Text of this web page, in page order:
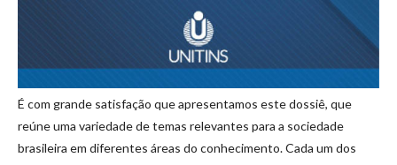
É com grande satisfação que apresentamos este dossiê, que
reúne uma variedade de temas relevantes para a sociedade
brasileira em diferentes áreas do conhecimento. Cada um dos